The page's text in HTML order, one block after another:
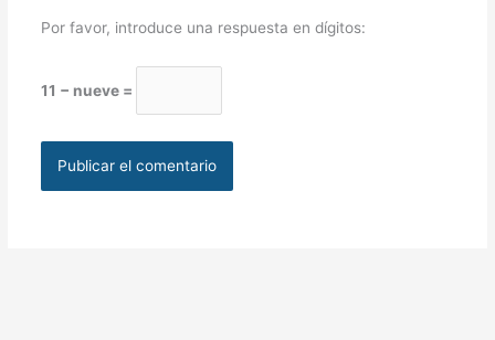
Por favor, introduce una respuesta en dígitos:
11 − nueve =